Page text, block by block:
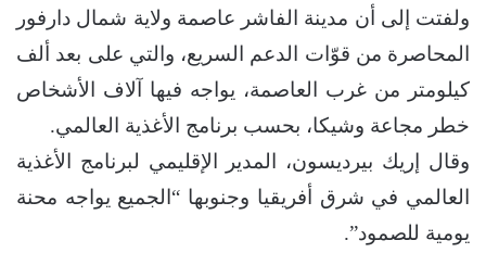
ولفتت إلى أن مدينة الفاشر عاصمة ولاية شمال دارفور
المحاصرة من قوّات الدعم السريع، والتي على بعد ألف
كيلومتر من غرب العاصمة، يواجه فيها آلاف الأشخاص
خطر مجاعة وشيكا، بحسب برنامج الأغذية العالمي.
وقال إريك بيرديسون، المدير الإقليمي لبرنامج الأغذية
العالمي في شرق أفريقيا وجنوبها “الجميع يواجه محنة
يومية للصمود”.